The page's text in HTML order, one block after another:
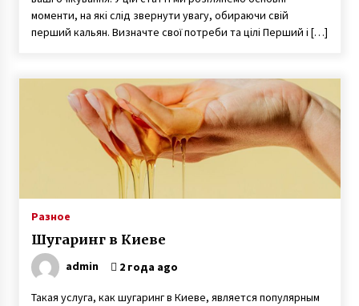
моменти, на які слід звернути увагу, обираючи свій
перший кальян. Визначте свої потреби та цілі Перший і […]
Разное
Шугаринг в Киеве
admin 2 года ago
Такая услуга, как шугаринг в Киеве, является популярным